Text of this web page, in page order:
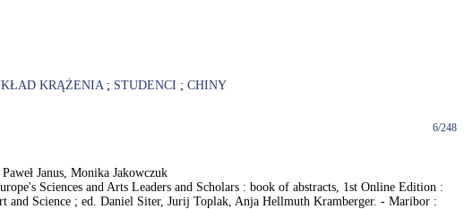
KRĄŻENIA; STUDENCI ; CHINY
6/248
Janus, Monika Jakowczuk
Sciences and Arts Leaders and Scholars : book of abstracts, 1st Online Edition :
and Science ; ed. Daniel Siter, Jurij Toplak, Anja Hellmuth Kramberger. - Maribor :